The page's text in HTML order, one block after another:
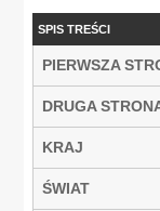
SPIS TREŚCI
PIERWSZA
DRUGA
KRAJ
ŚWIAT